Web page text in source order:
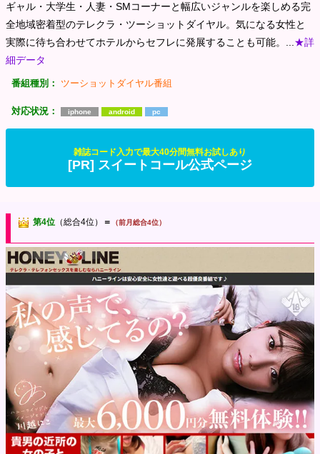
ギャル・大学生・人妻・SMコーナーと幅広いジャンルを楽しめる完
全地域密着型のテレクラ・ツーショットダイヤル。気になる女性と
実際に待ち合わせてホテルからセフレに発展することも可能。... ★詳
細データ
番組種別： ツーショットダイヤル番組
対応状況： iphone android pc
雑誌コード入力で最大40分間無料お試しあり
[PR] スイートコール公式ページ
第4位 （総合4位） ＝ （前月総合4位）